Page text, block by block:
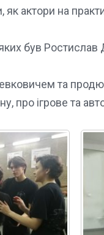
актори на
був
та
про ігрове та